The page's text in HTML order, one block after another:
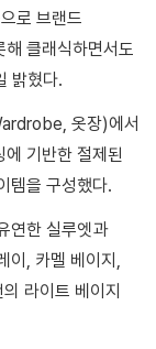
로 브랜드
클래식하면서도
밝혔다.
옷장)에서
기반한 절제된
템을 구성했다.
연한 실루엣과
이, 카멜 베이지,
라이트 베이지